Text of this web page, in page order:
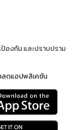
งกัน และปราบปราม
ลดแอปพลิเคชัน